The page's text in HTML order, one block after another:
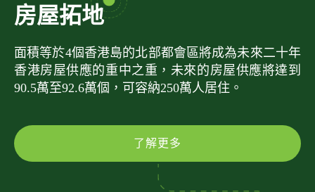
房屋拓地
面積等於4個香港島的北部都會區將成為未來二十年
香港房屋供應的重中之重，未來的房屋供應將達到
90.5萬至92.6萬個，可容納250萬人居住。
了解更多